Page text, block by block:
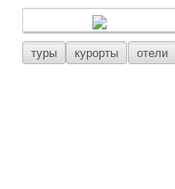
туры курорты отели